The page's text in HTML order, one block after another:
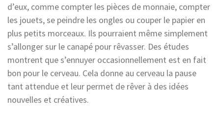
d’eux, comme compter les pièces de monnaie, compter
les jouets, se peindre les ongles ou couper le papier en
plus petits morceaux. Ils pourraient même simplement
s’allonger sur le canapé pour rêvasser. Des études
montrent que s’ennuyer occasionnellement est en fait
bon pour le cerveau. Cela donne au cerveau la pause
tant attendue et leur permet de rêver à des idées
nouvelles et créatives.